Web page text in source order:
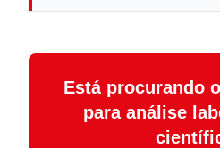
Está procurando
para análise